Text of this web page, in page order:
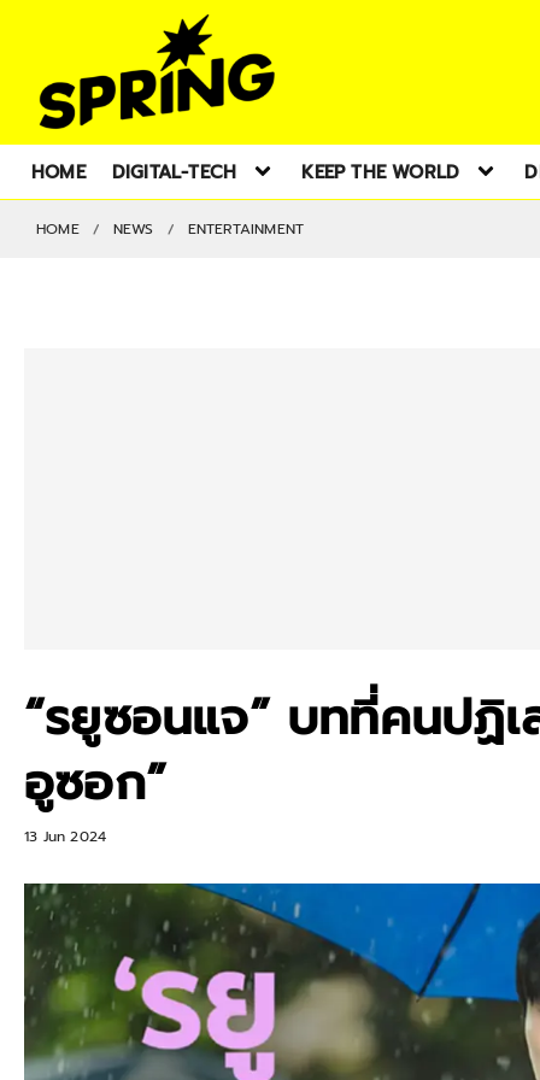
HOME DIGITAL-TECH KEEP THE WORLD
HOME NEWS ENTERTAINMENT
“รยูซอนแจ” บทที่คนปฏิ
อูซอก”
13 Jun 2024